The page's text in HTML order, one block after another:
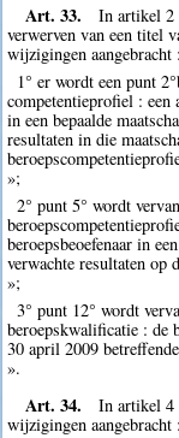
Art. 33. In artikel 2
verwerven van een titel
wijzigingen aangebracht :
1° er wordt een punt
competentieprofiel : een
in een bepaalde
resultaten in die
»;
2° punt 5° wordt
beroepsbeoefenaar in
verwachte resultaten op
»;
3° punt 12° wordt
beroepskwalificatie : de
30 april 2009
».
Art. 34.
In artikel 4
wijzigingen aangebracht :